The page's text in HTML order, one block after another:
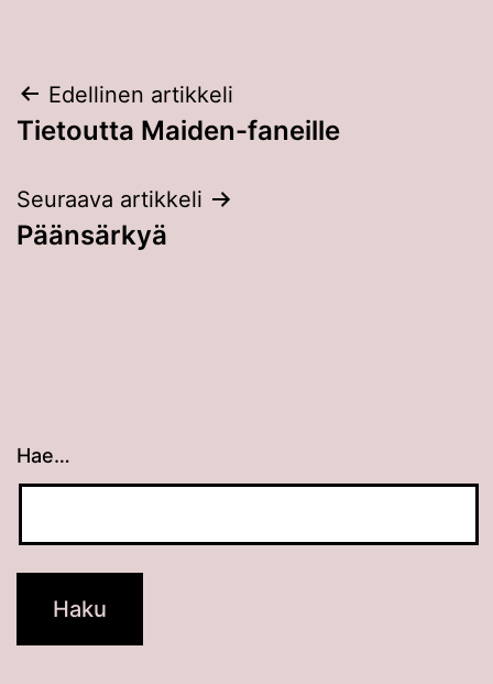
Artikkelien
selaus
Edellinen artikkeli
Tietoutta Maiden-faneille
Seuraava artikkeli
Päänsärkyä
Hae…
Kun tuloksia tulee, voit selata niitä